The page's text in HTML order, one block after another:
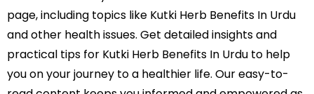
page, including topics like Kutki Herb Benefits In Urdu
and other health issues. Get detailed insights and
practical tips for Kutki Herb Benefits In Urdu to help
you on your journey to a healthier life. Our easy-to-